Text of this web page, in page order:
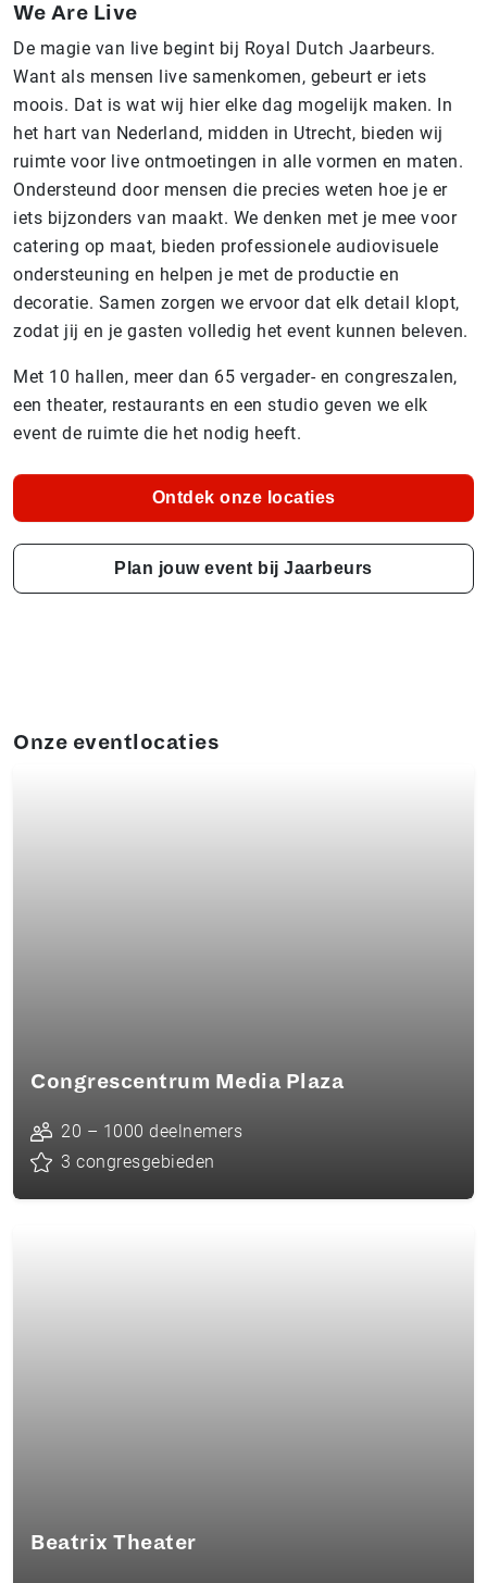
We Are Live
De magie van live begint bij Royal Dutch Jaarbeurs.
Want als mensen live samenkomen, gebeurt er iets
moois. Dat is wat wij hier elke dag mogelijk maken. In
het hart van Nederland, midden in Utrecht, bieden wij
ruimte voor live ontmoetingen in alle vormen en maten.
Ondersteund door mensen die precies weten hoe je er
iets bijzonders van maakt. We denken met je mee voor
catering op maat, bieden professionele audiovisuele
ondersteuning en helpen je met de productie en
decoratie. Samen zorgen we ervoor dat elk detail klopt,
zodat jij en je gasten volledig het event kunnen beleven.
Met 10 hallen, meer dan 65 vergader- en congreszalen,
een theater, restaurants en een studio geven we elk
event de ruimte die het nodig heeft.
Ontdek onze locaties
Plan jouw event bij Jaarbeurs
Onze eventlocaties
Congrescentrum Media Plaza
20 – 1000 deelnemers
3 congresgebieden
Beatrix Theater